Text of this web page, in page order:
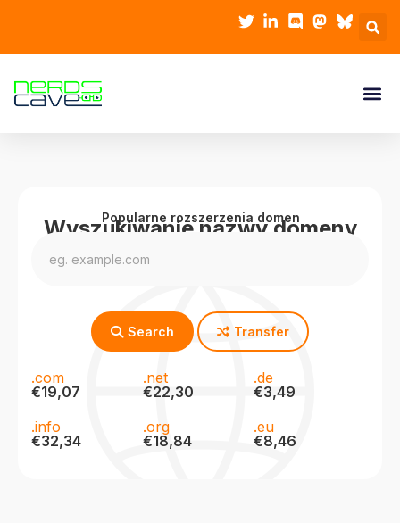
Popularne rozszerzenia domen
Wyszukiwanie nazwy domeny
Search Transfer
.com
€19,07
.net
€22,30
.de
€3,49
.info
€32,34
.org
€18,84
.eu
€8,46